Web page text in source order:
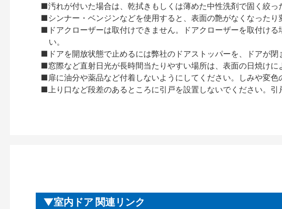
■汚れが付いた場合は、乾拭きもしくは薄めた中性洗剤で固く絞っ
■シンナー・ベンジンなどを使用すると、表面の艶がなくなった
■ドアクローザーは取付けできません。ドアクローザーを取付け
い。
■ドアを開放状態で止めるには弊社のドアストッパーを、ドアが
■窓際など直射日光が長時間当たりやすい場所は、表面の日焼け
■扉に油分や薬品など付着しないようにしてください。しみや変色
■上り口など段差のあるところに引戸を設置しないでください。
室内ドア 関連リンク